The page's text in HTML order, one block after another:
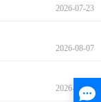
2026-07-23
2026-08-07
2026-08-07